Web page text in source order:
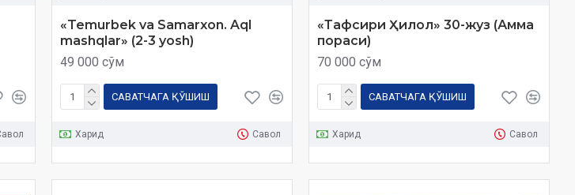
«Temurbek va Samarxon. Aql
mashqlar» (2-3 yosh)
49 000 сўм
САВАТЧАГА ҚЎШИШ
Харид Савол
«Тафсири Ҳилол» 30-жуз (Амма
пораси)
70 000 сўм
САВАТЧАГА ҚЎШИШ
Харид Савол